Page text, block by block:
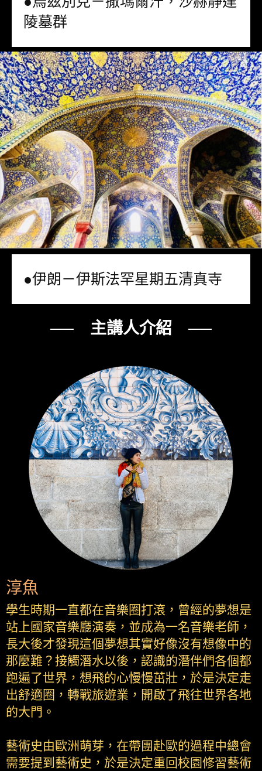
陵墓群
●伊朗－伊斯法罕星期五清真寺
── 主講人介紹 ──
淳魚
學生時期一直都在音樂圈打滾，曾經的夢想是
站上國家音樂廳演奏，並成為一名音樂老師，
長大後才發現這個夢想其實好像沒有想像中的
那麼難？接觸潛水以後，認識的潛伴們各個都
跑遍了世界，想飛的心慢慢茁壯，於是決定走
出舒適圈，轉戰旅遊業，開啟了飛往世界各地
的大門。
藝術史由歐洲萌芽，在帶團赴歐的過程中總會
需要提到藝術史，於是決定重回校園修習藝術